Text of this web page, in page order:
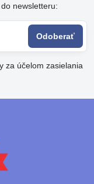
newsletteru:
Odoberať
za účelom zasielania